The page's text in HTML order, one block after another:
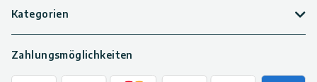
Kategorien
Zahlungsmöglichkeiten